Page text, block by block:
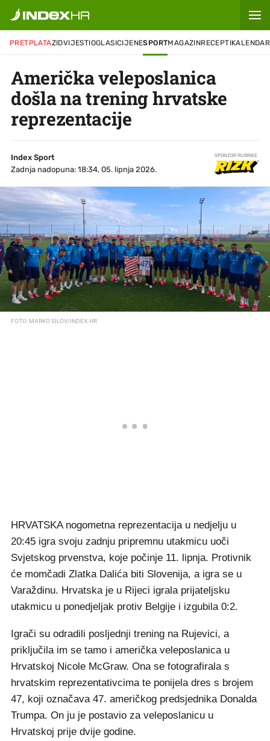
PRETPLATAZIDVIJESTIOGLASICIJENESPORTMAGAZINRECEPTIKALENDAR
Američka veleposlanica
došla na trening hrvatske
reprezentacije
Index Sport
Zadnja nadopuna: 18:34, 05. lipnja 2026.
SPONZOR RUBRIKE
FOTO: MARKO SILOV/INDEX.HR
HRVATSKA nogometna reprezentacija u nedjelju u
20:45 igra svoju zadnju pripremnu utakmicu uoči
Svjetskog prvenstva, koje počinje 11. lipnja. Protivnik
će momčadi Zlatka Dalića biti Slovenija, a igra se u
Varaždinu. Hrvatska je u Rijeci igrala prijateljsku
utakmicu u ponedjeljak protiv Belgije i izgubila 0:2.
Igrači su odradili posljednji trening na Rujevici, a
priključila im se tamo i američka veleposlanica u
Hrvatskoj Nicole McGraw. Ona se fotografirala s
hrvatskim reprezentativcima te ponijela dres s brojem
47, koji označava 47. američkog predsjednika Donalda
Trumpa. On ju je postavio za veleposlanicu u
Hrvatskoj prije dvije godine.